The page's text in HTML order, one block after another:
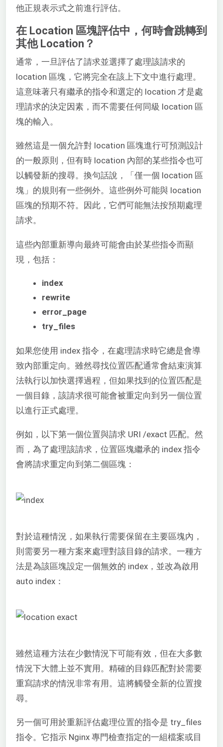
他正規表示式之前進行評估。
在 Location 區塊評估中，何時會跳轉到
其他 Location？
通常，一旦評估了請求並選擇了處理該請求的
location 區塊，它將完全在該上下文中進行處理。
這意味著只有繼承的指令和選定的 location 才是處
理請求的決定因素，而不需要任何同級 location 區
塊的輸入。
雖然這是一個允許對 location 區塊進行可預測設計
的一般原則，但有時 location 內部的某些指令也可
以觸發新的搜尋。換句話說，「僅一個 location 區
塊」的規則有一些例外。這些例外可能與 location
區塊的預期不符。因此，它們可能無法按預期處理
請求。
這些內部重新導向最終可能會由於某些指令而顯
現，包括：
index
rewrite
error_page
try_files
如果您使用 index 指令，在處理請求時它總是會導
致內部重定向。雖然尋找位置匹配通常會結束演算
法執行以加快選擇過程，但如果找到的位置匹配是
一個目錄，該請求很可能會被重定向到另一個位置
以進行正式處理。
例如，以下第一個位置與請求 URI /exact 匹配。然
而，為了處理該請求，位置區塊繼承的 index 指令
會將請求重定向到第二個區塊：
對於這種情況，如果執行需要保留在主要區塊內，
則需要另一種方案來處理對該目錄的請求。一種方
法是為該區塊設定一個無效的 index，並改為啟用
auto index：
雖然這種方法在少數情況下可能有效，但在大多數
情況下大體上並不實用。精確的目錄匹配對於需要
重寫請求的情況非常有用。這將觸發全新的位置搜
尋。
另一個可用於重新評估處理位置的指令是 try_files
指令。它指示 Nginx 專門檢查指定的一組檔案或目